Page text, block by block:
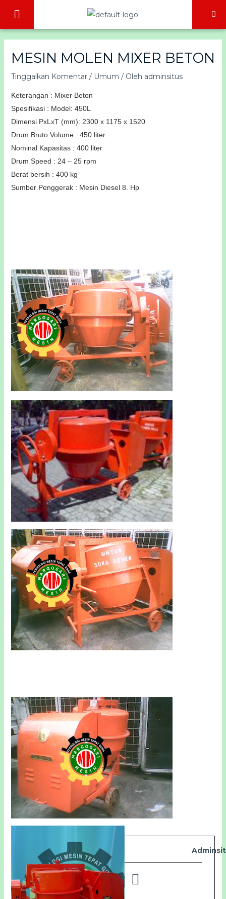
konten
Menu
MESIN MOLEN MIXER BETON
Tinggalkan Komentar / Umum / Oleh adminsitus
Keterangan : Mixer Beton
Spesifikasi : Model: 450L
Dimensi PxLxT (mm): 2300 x 1175 x 1520
Drum Bruto Volume : 450 liter
Nominal Kapasitas : 400 liter
Drum Speed ​​: 24 – 25 rpm
Berat bersih : 400 kg
Sumber Penggerak : Mesin Diesel 8. Hp